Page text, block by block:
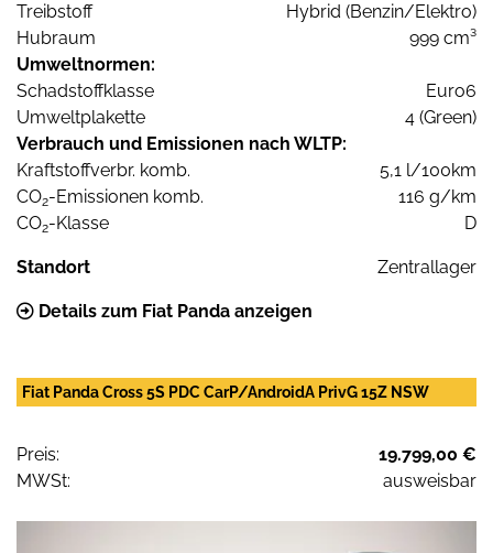
Treibstoff
Hybrid (Benzin/Elektro)
Hubraum
999 cm³
Umweltnormen:
Schadstoffklasse
Euro6
Umweltplakette
4 (Green)
Verbrauch und Emissionen nach WLTP:
Kraftstoffverbr. komb.
5,1 l/100km
CO2-Emissionen komb.
116 g/km
CO2-Klasse D
Standort Zentrallager
Details zum Fiat Panda anzeigen
Fiat Panda Cross 5S PDC CarP/AndroidA PrivG 15Z NSW
Preis:
19.799,00 €
MWSt:
ausweisbar